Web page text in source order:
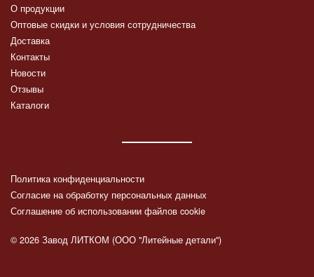
О продукции
Оптовые скидки и условия сотрудничества
Доставка
Контакты
Новости
Отзывы
Каталоги
Политика конфиденциальности
Согласие на обработку персональных данных
Соглашение об использовании файлов cookie
© 2026 Завод ЛИТКОМ (ООО "Литейные детали")